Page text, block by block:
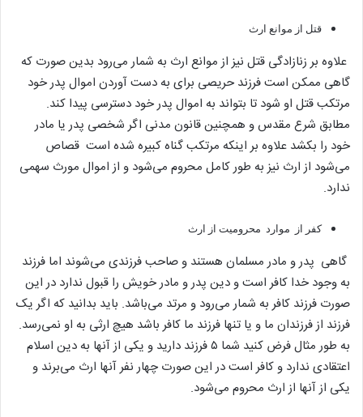
قتل از موانع ارث
علاوه بر زنازادگی قتل نیز از موانع ارث به شمار می‌رود بدین صورت که
گاهی ممکن است فرزند حریصی برای به دست آوردن اموال پدر خود
مرتکب قتل او شود تا بتواند به اموال پدر خود دسترسی پیدا کند.
مطابق شرع مقدس و همچنین قانون مدنی اگر شخصی پدر یا مادر
خود را بکشد علاوه بر اینکه مرتکب گناه کبیره شده است قصاص
می‌شود از ارث نیز به طور کامل محروم می‌شود و از اموال مورث سهمی
ندارد.
کفر از موارد محرومیت از ارث
گاهی پدر و مادر مسلمان هستند و صاحب فرزندی می‌شوند اما فرزند
به وجود خدا کافر است و دین پدر و مادر خویش را قبول ندارد در این
صورت فرزند کافر به شمار می‌رود و مرتد می‌باشد. باید بدانید که اگر یک
فرزند از فرزندان ما و یا تنها فرزند ما کافر باشد هیچ ارثی به او نمی‌رسد.
به طور مثال فرض کنید شما ۵ فرزند دارید و یکی از آنها به دین اسلام
اعتقادی ندارد و کافر است در این صورت چهار نفر آنها ارث می‌برند و
یکی از آنها از ارث محروم می‌شود.